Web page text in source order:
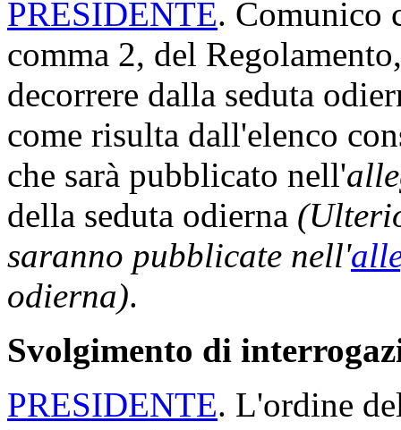
Invito il deputato
verbale della seduta
RICCARDO ZUCCONI,
verbale della seduta di ieri.
PRESIDENTE. Se non vi
verbale si intende
(È approvato)
Missioni.